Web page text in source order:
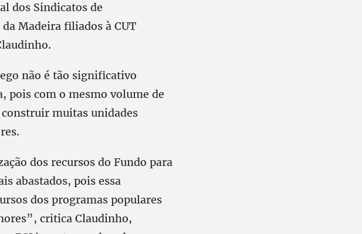
dos Sindicatos de
Madeira filiados à CUT
não é tão significativo
pois com o mesmo volume de
muitas unidades
dos recursos do Fundo para
abastados, pois essa
dos programas populares
critica Claudinho,